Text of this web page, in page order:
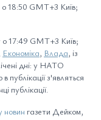
о 18:50 GMT+3 Київ;
17:49 GMT+3 Київ;
Економіка, Влада, із
дні: у НАТО
публікації з'являться
публікації.
новин газети Дейком,